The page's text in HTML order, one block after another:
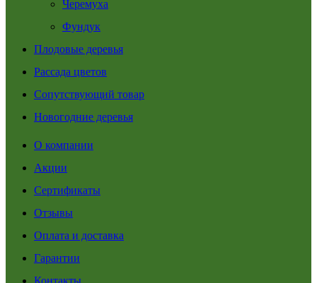
Черемуха
Фундук
Плодовые деревья
Рассада цветов
Сопутствующий товар
Новогодние деревья
О компании
Акции
Сертификаты
Отзывы
Оплата и доставка
Гарантии
Контакты